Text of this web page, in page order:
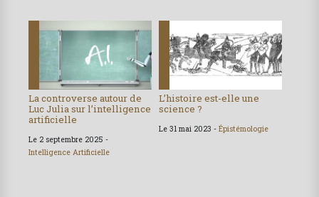
La controverse autour de
Luc Julia sur l’intelligence
artificielle
Le 2 septembre 2025 -
Intelligence Artificielle
L’histoire est-elle une
science ?
Le 31 mai 2023 - Épistémologie